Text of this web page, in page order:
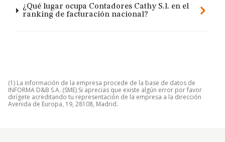
¿Qué lugar ocupa Contadores Cathy S.l. en el
ranking de facturación nacional?
(1) La información de la empresa procede de la base de datos de
INFORMA D&B S.A. (SME) Si aprecias que existe algún error por favor
dirígete acreditando tu representación de la empresa a la dirección
Avenida de Europa, 19, 28108, Madrid.